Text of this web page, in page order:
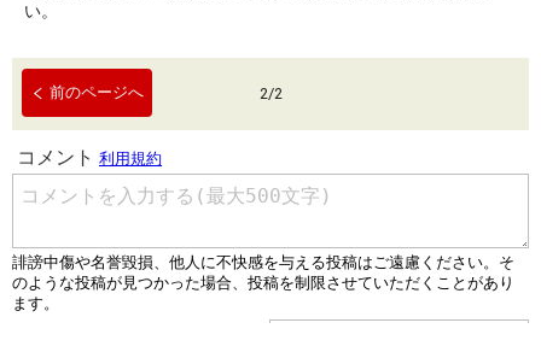
い。
前のページへ 2/2